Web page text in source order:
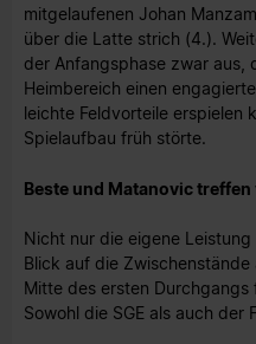
mitgelaufenen Johan
über die Latte strich (4.).
der Anfangsphase zwar aus,
Heimbereich einen
leichte Feldvorteile erspielen
Spielaufbau früh störte.
Beste und Matanovic treffen
Nicht nur die eigene
Blick auf die
Mitte des ersten Durchgangs
Sowohl die SGE als auch der